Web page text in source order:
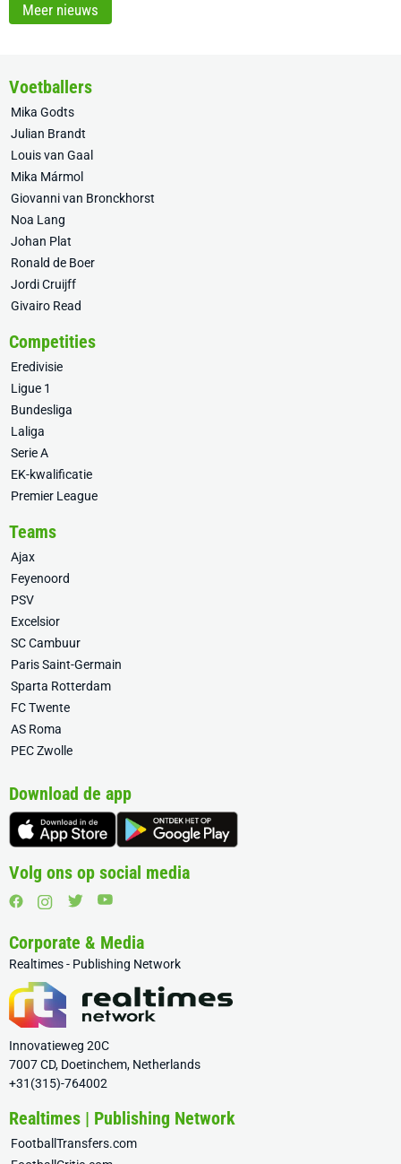
Meer nieuws
Voetballers
Mika Godts
Julian Brandt
Louis van Gaal
Mika Mármol
Giovanni van Bronckhorst
Noa Lang
Johan Plat
Ronald de Boer
Jordi Cruijff
Givairo Read
Competities
Eredivisie
Ligue 1
Bundesliga
Laliga
Serie A
EK-kwalificatie
Premier League
Teams
Ajax
Feyenoord
PSV
Excelsior
SC Cambuur
Paris Saint-Germain
Sparta Rotterdam
FC Twente
AS Roma
PEC Zwolle
Download de app
Volg ons op social media
Corporate & Media
Realtimes - Publishing Network
Innovatieweg 20C
7007 CD, Doetinchem, Netherlands
+31(315)-764002
Realtimes | Publishing Network
FootballTransfers.com